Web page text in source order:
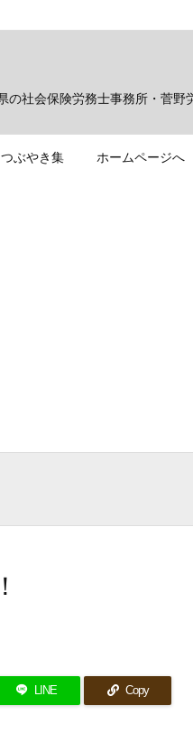
社会保険労務士事務所・菅野
ぶやき集 ホームページへ
LINE Copy